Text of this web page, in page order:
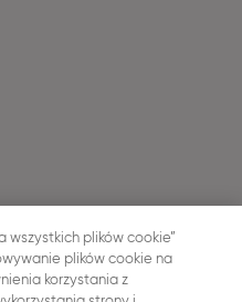
wszystkich plików cookie”
plików cookie na
korzystania z